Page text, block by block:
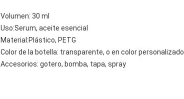
Volumen: 30 ml
Uso:Serum, aceite esencial
Material:Plástico, PETG
Color de la botella: transparente, o en color personalizado
Accesorios: gotero, bomba, tapa, spray